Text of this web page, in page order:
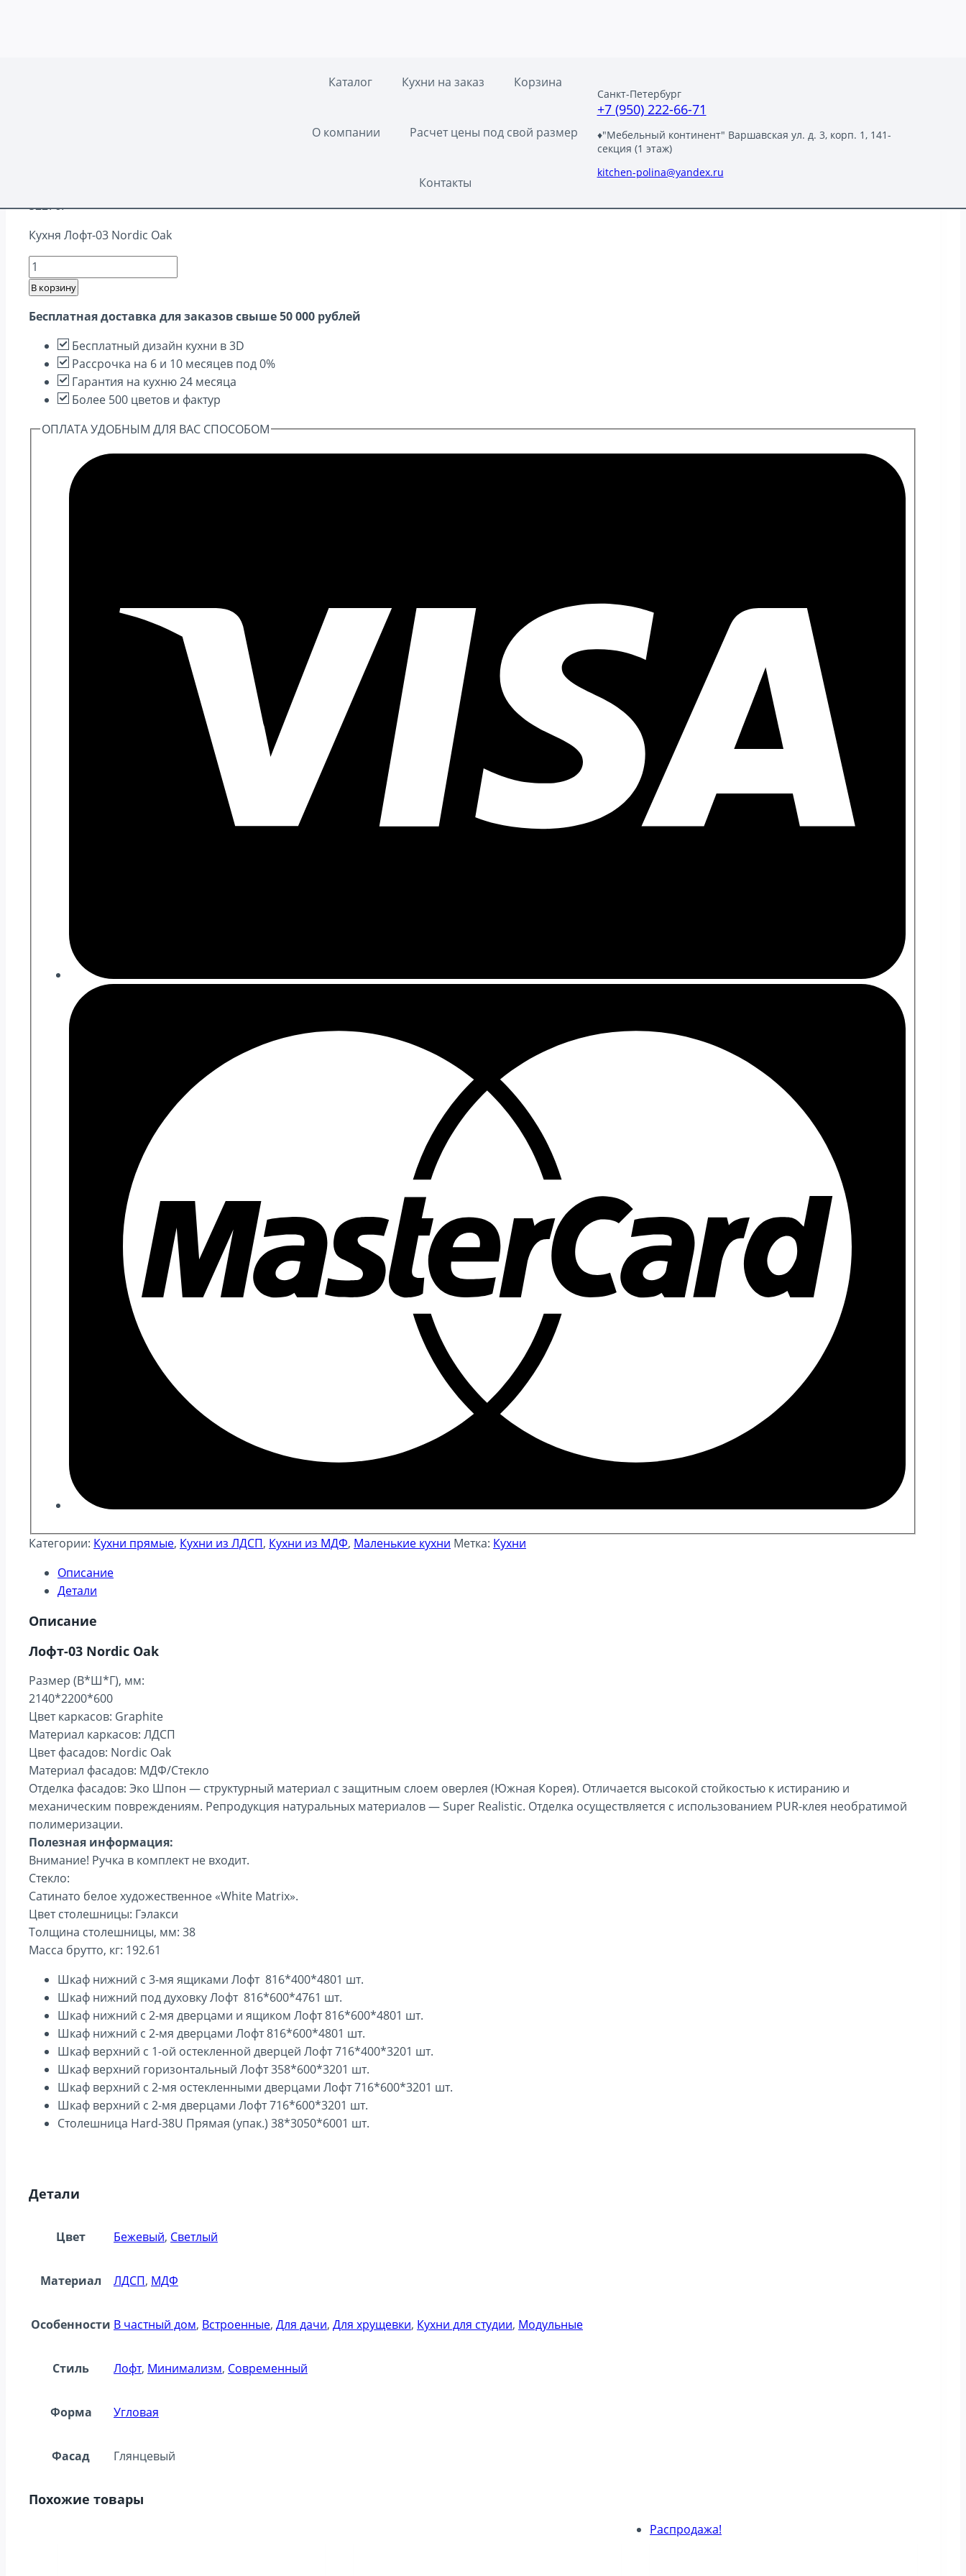
Каталог Кухни на заказ Корзина
О компании Расчет цены под свой размер
Контакты
Санкт-Петербург
+7 (950) 222-66-71
♦"Мебельный континент" Варшавская ул. д. 3, корп. 1, 141-
секция (1 этаж)
kitchen-polina@yandex.ru
52276₽
Кухня Лофт-03 Nordic Oak
Количество
товара
Лофт-03
Nordic
В корзину
Бесплатная доставка для заказов свыше 50 000 рублей
Бесплатный дизайн кухни в 3D
Рассрочка на 6 и 10 месяцев под 0%
Гарантия на кухню 24 месяца
Более 500 цветов и фактур
ОПЛАТА УДОБНЫМ ДЛЯ ВАС СПОСОБОМ
Категории: Кухни прямые, Кухни из ЛДСП, Кухни из МДФ, Маленькие кухни Метка: Кухни
Описание
Детали
Описание
Лофт-03 Nordic Oak
Размер (В*Ш*Г), мм:
2140*2200*600
Цвет каркасов: Graphite
Материал каркасов: ЛДСП
Цвет фасадов: Nordic Oak
Материал фасадов: МДФ/Стекло
Отделка фасадов: Эко Шпон — структурный материал с защитным слоем оверлея (Южная Корея). Отличается высокой стойкостью к истиранию и
механическим повреждениям. Репродукция натуральных материалов — Super Realistic. Отделка осуществляется с использованием PUR-клея необратимой
полимеризации.
Полезная информация:
Внимание! Ручка в комплект не входит.
Стекло:
Сатинато белое художественное «White Matrix».
Цвет столешницы: Гэлакси
Толщина столешницы, мм: 38
Масса брутто, кг: 192.61
Шкаф нижний с 3-мя ящиками Лофт 816*400*4801 шт.
Шкаф нижний под духовку Лофт 816*600*4761 шт.
Шкаф нижний с 2-мя дверцами и ящиком Лофт 816*600*4801 шт.
Шкаф нижний с 2-мя дверцами Лофт 816*600*4801 шт.
Шкаф верхний с 1-ой остекленной дверцей Лофт 716*400*3201 шт.
Шкаф верхний горизонтальный Лофт 358*600*3201 шт.
Шкаф верхний с 2-мя остекленными дверцами Лофт 716*600*3201 шт.
Шкаф верхний с 2-мя дверцами Лофт 716*600*3201 шт.
Столешница Hard-38U Прямая (упак.) 38*3050*6001 шт.
Детали
Цвет Бежевый, Светлый
Материал ЛДСП, МДФ
Особенности В частный дом, Встроенные, Для дачи, Для хрущевки, Кухни для студии, Модульные
Стиль Лофт, Минимализм, Современный
Форма Угловая
Фасад Глянцевый
Похожие товары
Распродажа!